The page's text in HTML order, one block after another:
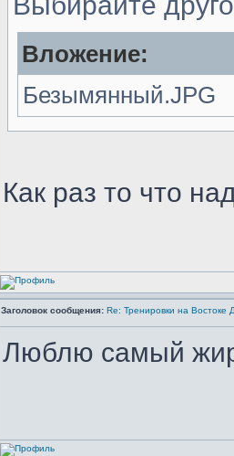
Вложение:
Безымянный.JPG
Как раз то что
Заголовок сообщения: Re: Тренировки на
Люблю самый